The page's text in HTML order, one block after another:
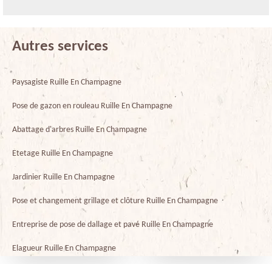
Autres services
Paysagiste Ruille En Champagne
Pose de gazon en rouleau Ruille En Champagne
Abattage d'arbres Ruille En Champagne
Etetage Ruille En Champagne
Jardinier Ruille En Champagne
Pose et changement grillage et clôture Ruille En Champagne
Entreprise de pose de dallage et pavé Ruille En Champagne
Elagueur Ruille En Champagne